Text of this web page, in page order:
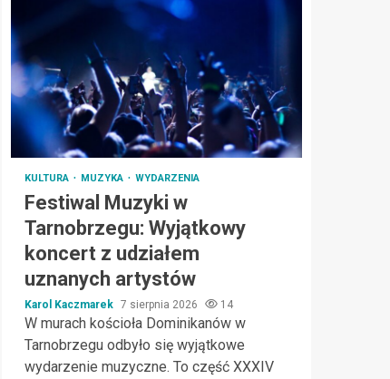
KULTURA MUZYKA WYDARZENIA
Festiwal Muzyki w
Tarnobrzegu: Wyjątkowy
koncert z udziałem
uznanych artystów
Karol Kaczmarek 7 sierpnia 2026 14
W murach kościoła Dominikanów w
Tarnobrzegu odbyło się wyjątkowe
wydarzenie muzyczne. To część XXXIV